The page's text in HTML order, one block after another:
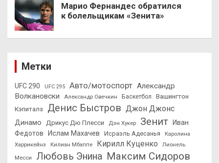
Марио Фернандес обратился
к болельщикам «Зенита»
Метки
UFC 290 UFC 295 Авто/мотоспорт Александр
Волкановски
Александр Овечкин Баскетбол
Вашингтон
Кэпиталз
Денис Быстров Джон Джонс
Динамо Дрикус Дю Плесси Дэн Хукер Зенит Иван
Федотов
Ислам Махачев Исраэль Адесанья
Каролина
Харрикейнз
Килиан Мбаппе Кирилл Куценко
Лионель
Месси
Любовь Энина Максим Сидоров